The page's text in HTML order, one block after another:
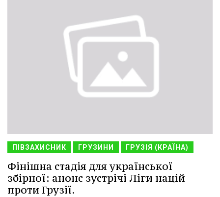
ПІВЗАХИСНИК ГРУЗИНИ ГРУЗІЯ (КРАЇНА)
Фінішна стадія для української
збірної: анонс зустрічі Ліги націй
проти Грузії.